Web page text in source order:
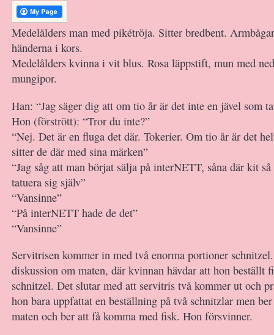
Medelålders man med pikétröja. Sitter bredbent.
händerna i kors.
Medelålders kvinna i vit blus. Rosa läppstift, mun med
mungipor.
Han: “Jag säger dig att om tio år är det inte en jävel som
Hon (förstrött): “Tror du inte?”
“Nej. Det är en fluga det där. Tokerier. Om tio år är det
sitter de där med sina märken”
“Jag såg att man börjat sälja på interNETT, såna där kit
tatuera sig själv”
“Vansinne”
“På interNETT hade de det”
“Vansinne”
Servitrisen kommer in med två enorma portioner
diskussion om maten, där kvinnan hävdar att hon beställt
schnitzel. Det slutar med att servitris två kommer ut och
hon bara uppfattat en beställning på två schnitzlar men
maten och ber att få komma med fisk. Hon försvinner.